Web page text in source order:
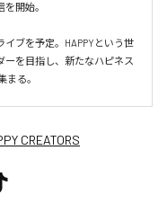
開始。
イブを予定。HAPPYという世
ーを目指し、新たなハピネス
まる。
CREATORS